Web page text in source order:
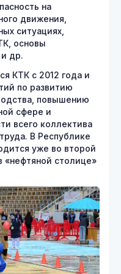
на
движения,
ситуациях,
основы
и др.
КТК с 2012 года и
по развитию
повышению
сфере и
всего коллектива
В Республике
уже во второй
«нефтяной столице»